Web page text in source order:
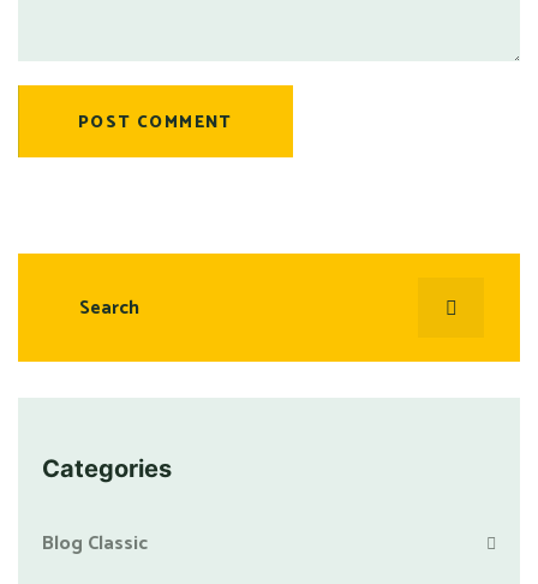
POST COMMENT
Categories
Blog Classic